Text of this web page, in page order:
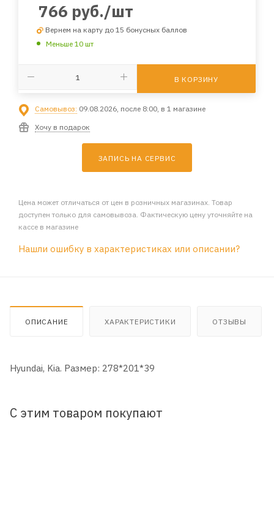
766 руб./шт
Вернем на карту до 15 бонусных баллов
Меньше 10 шт
В КОРЗИНУ
Самовывоз: 09.08.2026, после 8:00, в 1 магазине
Хочу в подарок
ЗАПИСЬ НА СЕРВИС
Цена может отличаться от цен в розничных магазинах. Товар
доступен только для самовывоза. Фактическую цену уточняйте на
кассе в магазине
Нашли ошибку в характеристиках или описании?
ОПИСАНИЕ ХАРАКТЕРИСТИКИ ОТЗЫВЫ
Hyundai, Kia. Размер: 278*201*39
С этим товаром покупают